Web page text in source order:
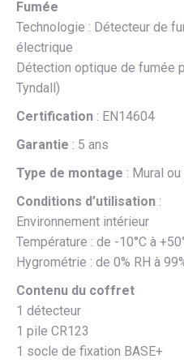
Fumée
Technologie : Détecteur de
électrique
Détection optique de fumée
Tyndall)
Certification : EN14604
Garantie : 5 ans
Type de montage : Mural
Conditions d’utilisation :
Environnement intérieur
Température : de -10°C à
Hygrométrie : de 0% RH à
Contenu du coffret
1 détecteur
1 pile CR123
1 socle de fixation BASE+